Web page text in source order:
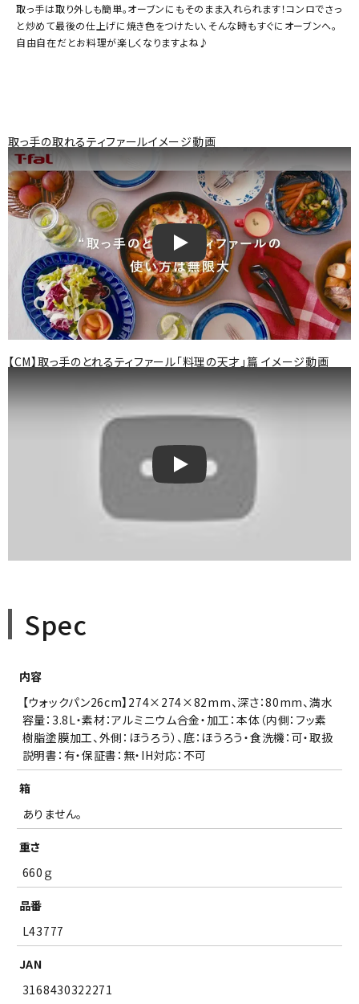
取っ手は取り外しも簡単。オーブンにもそのまま入れられます！コンロでさっ
と炒めて最後の仕上げに焼き色をつけたい、そんな時もすぐにオーブンへ。
自由自在だとお料理が楽しくなりますよね♪
取っ手の取れるティファールイメージ動画
取っ手の取れるティファールイメー
【CM】取っ手のとれるティファール「料理の天才」篇 イメージ動画
【CM】取っ手のとれるティファール「
Spec
内容
【ウォックパン26cm】274×274×82mm、深さ：80mm、満水
容量：3.8L・素材：アルミニウム合金・加工：本体（内側：フッ素
樹脂塗膜加工、外側：ほうろう）、底：ほうろう・食洗機：可・取扱
説明書：有・保証書：無・IH対応：不可
箱
ありません。
重さ
660ｇ
品番
L43777
JAN
3168430322271